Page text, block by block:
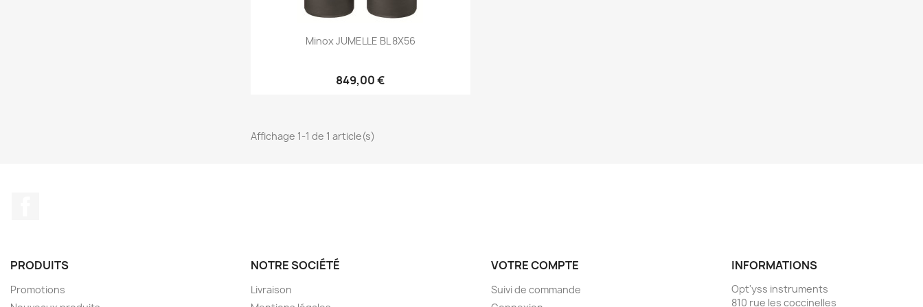
Aperçu rapide
Minox JUMELLE BL 8X56
849,00 €
Affichage 1-1 de 1 article(s)
PRODUITS
Promotions
NOTRE SOCIÉTÉ
Livraison
VOTRE COMPTE
Suivi de commande
INFORMATIONS
Opt'yss instruments
810 rue les coccinelles